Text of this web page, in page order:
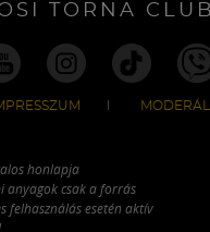
TORNA
honlapja
anyagok csak a forrás
felhasználás esetén aktív